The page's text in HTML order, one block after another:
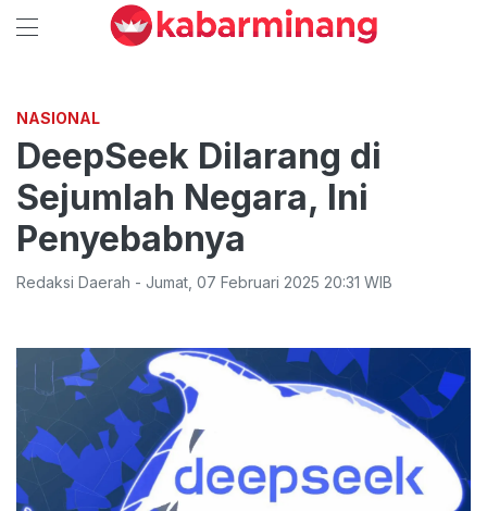
NASIONAL
DeepSeek Dilarang di
Sejumlah Negara, Ini
Penyebabnya
Redaksi Daerah - Jumat 07 Februari 2025 20:31 WIB